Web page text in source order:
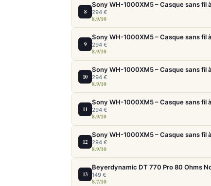
8 294 €
8.9/10
9 294 €
8.9/10
10 294 €
8.9/10
11 294 €
8.9/10
12 294 €
8.9/10
13 149 €
8.7/10